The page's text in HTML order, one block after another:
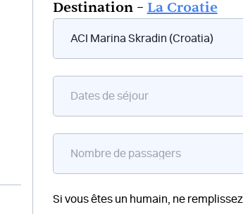
Destination – La Croatie
flottant
bateau
Si vous êtes un humain, ne